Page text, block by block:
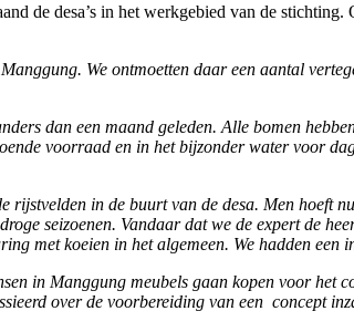
de desa’s in het werkgebied van de
We ontmoetten daar een aantal
dan een maand geleden. Alle bomen
voorraad en in het bijzonder water voor
in de buurt van de desa. Men hoeft
seizoenen. Vandaar dat we de expert de
met koeien in het algemeen. We hadden
in Manggung meubels gaan kopen voor
over de voorbereiding van een concept